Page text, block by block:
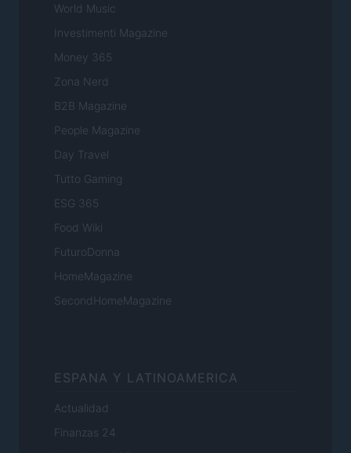
World Music
Investimenti Magazine
Money 365
Zona Nerd
B2B Magazine
People Magazine
Day Travel
Tutto Gaming
ESG 365
Food Wiki
FuturoDonna
HomeMagazine
SecondHomeMagazine
ESPANA Y LATINOAMERICA
Actualidad
Finanzas 24